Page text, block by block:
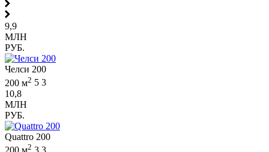
9,9
МЛН
РУБ.
Челси 200
200 м2 5 3
10,8
МЛН
РУБ.
Quattro 200
200 м2 3 3